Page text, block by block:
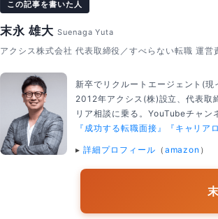
この記事を書いた人
末永 雄大 Suenaga Yuta
アクシス株式会社 代表取締役／すべらない転職 運営
新卒でリクルートエージェント(
2012年アクシス(株)設立、代表取
リア相談に乗る。YouTubeチャン
『成功する転職面接』
『キャリア
▸ 詳細プロフィール （ amazon ）